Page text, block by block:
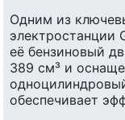
Одним из
электростанции
её бензиновый
389 см³ и
обеспечивает